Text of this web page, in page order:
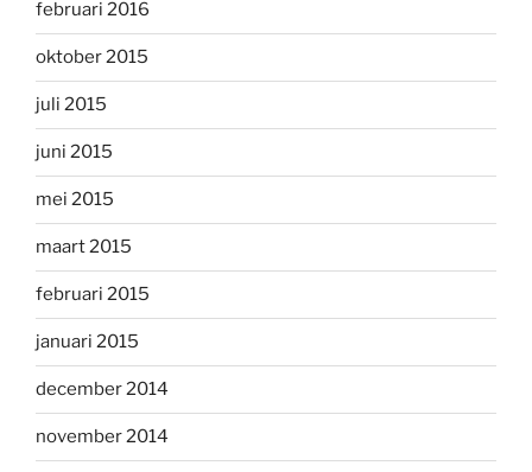
februari 2016
oktober 2015
juli 2015
juni 2015
mei 2015
maart 2015
februari 2015
januari 2015
december 2014
november 2014